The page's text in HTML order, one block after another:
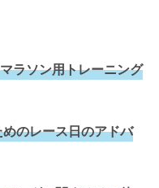
ラソン用トレーニング
のレース日のアドバ